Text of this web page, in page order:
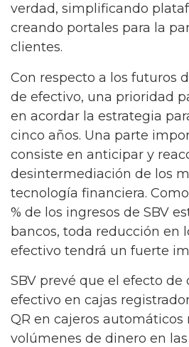
verdad, simplificando
creando portales para la
clientes.
Con respecto a los futuros
de efectivo, una prioridad
en acordar la estrategia
cinco años. Una parte
consiste en anticipar y
desintermediación de los
tecnología financiera.
% de los ingresos de SBV
bancos, toda reducción en
efectivo tendrá un fuerte
SBV prevé que el efecto de
efectivo en cajas
QR en cajeros automáticos
volúmenes de dinero en